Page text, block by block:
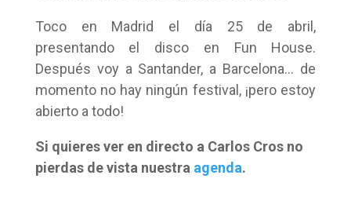
Toco en Madrid el día 25 de abril,
presentando el disco en Fun House.
Después voy a Santander, a Barcelona… de
momento no hay ningún festival, ¡pero estoy
abierto a todo!
Si quieres ver en directo a Carlos Cros no
pierdas de vista nuestra agenda.